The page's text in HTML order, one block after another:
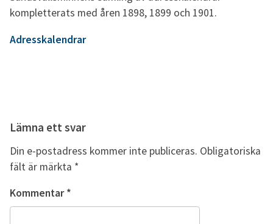
kompletterats med åren 1898, 1899 och 1901.
Adresskalendrar
Lämna ett svar
Din e-postadress kommer inte publiceras. Obligatoriska
fält är märkta *
Kommentar*